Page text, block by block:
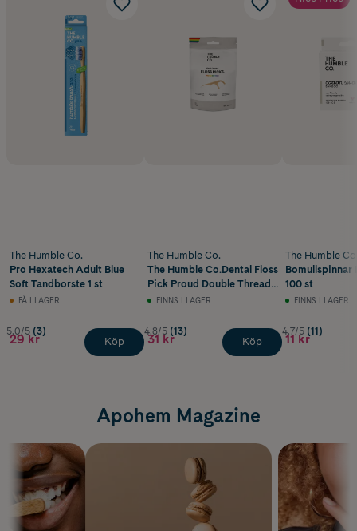
The Humble Co.
Pro Hexatech Adult Blue
Soft Tandborste 1 st
FÅ I LAGER
5.0/5 (3)
29 kr Köp
The Humble Co.
The Humble Co.Dental Floss
Pick Proud Double Thread
50 stFINNS I LAGER
4.8/5 (13)
31 kr Köp
The Humble
Bomullspinnar
100 st
FINNS I LAGER
4.7/5 (11)
11 kr
Apohem Magazine